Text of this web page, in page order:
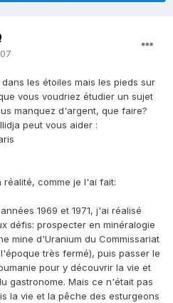
les étoiles mais les pieds sur
vous voudriez étudier un sujet
manquez d'argent, que faire?
peut vous aider :
comme je l'ai fait:
1969 et 1971, j'ai réalisé
défis: prospecter en minéralogie
mine d'Uranium du Commissariat
très fermé), puis passer le
pour y découvrir la vie et
gastronome. Mais ce n'était pas
la vie et la pêche des esturgeons